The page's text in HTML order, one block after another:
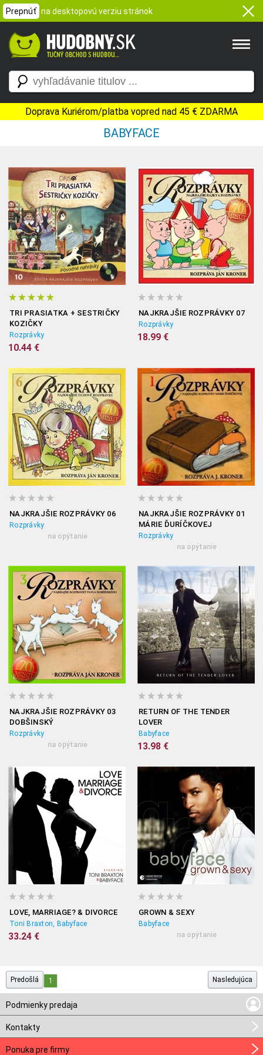
Prepnúť na desktopovú verziu stránok
Doprava Kuriérom/platba vopred nad 45 € ZDARMA
BABYFACE
TRI PRASIATKA + SESTRIČKY
KOZIČKY
Rozprávky
10.44 €
NAJKRAJŠIE ROZPRÁVKY 07
Rozprávky
18.99 €
NAJKRAJŠIE ROZPRÁVKY 06
Rozprávky
na opýtanie
NAJKRAJŠIE ROZPRÁVKY 01
MÁRIE ĎURÍČKOVEJ
Rozprávky
na opýtanie
NAJKRAJŠIE ROZPRÁVKY 03
DOBŠINSKÝ
Rozprávky
na opýtanie
RETURN OF THE TENDER
LOVER
Babyface
13.98 €
LOVE, MARRIAGE? & DIVORCE
Toni Braxton, Babyface
33.24 €
GROWN & SEXY
Babyface
na opýtanie
Predošlá 1 Nasledujúca
Podmienky predaja
Kontakty
Ponuka pre firmy